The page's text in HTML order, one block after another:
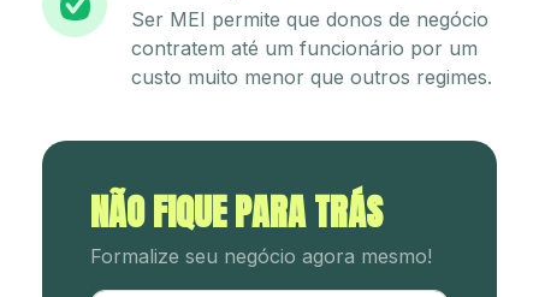
Ser MEI permite que donos de negócio
contratem até um funcionário por um
custo muito menor que outros regimes.
NÃO FIQUE PARA TRÁS
Formalize seu negócio agora mesmo!